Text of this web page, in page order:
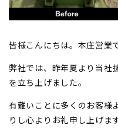
皆様こんにちは。本庄営業で
弊社では、昨年夏より当社
を立ち上げました。
有難いことに多くのお客様
りし心よりお礼申し上げます